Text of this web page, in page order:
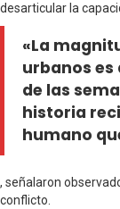
desarticular la
«La
urbanos
de las
historia
humano
, señalaron
conflicto.